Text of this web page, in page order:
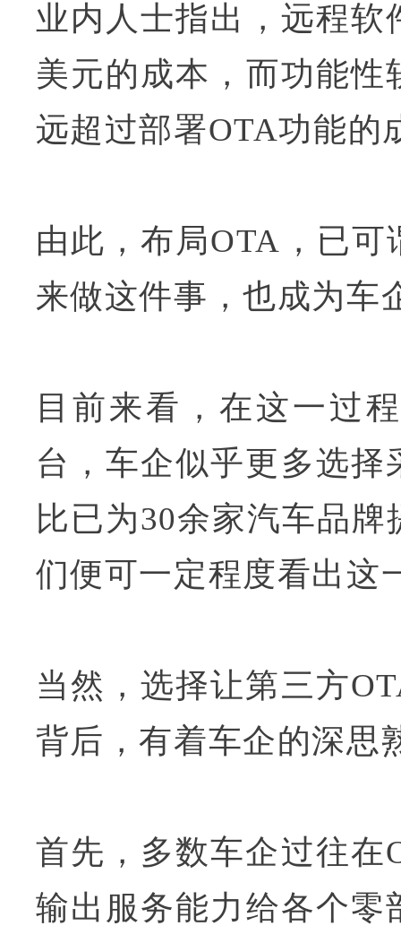
业内人士指出，远程
美元的成本，而功能
远超过部署OTA功能的
由此，布局OTA，已
来做这件事，也成为车
目前来看，在这一过
台，车企似乎更多选
比已为30余家汽车品
们便可一定程度看出这
当然，选择让第三方
背后，有着车企的深思
首先，多数车企过往在
输出服务能力给各个